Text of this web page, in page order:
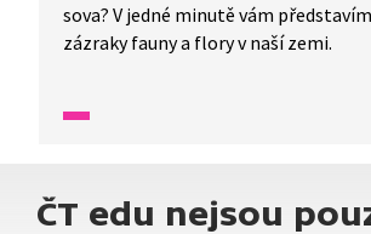
sova? V jedné minutě vám
zázraky fauny a flory v naší zemi.
ČT edu nejsou